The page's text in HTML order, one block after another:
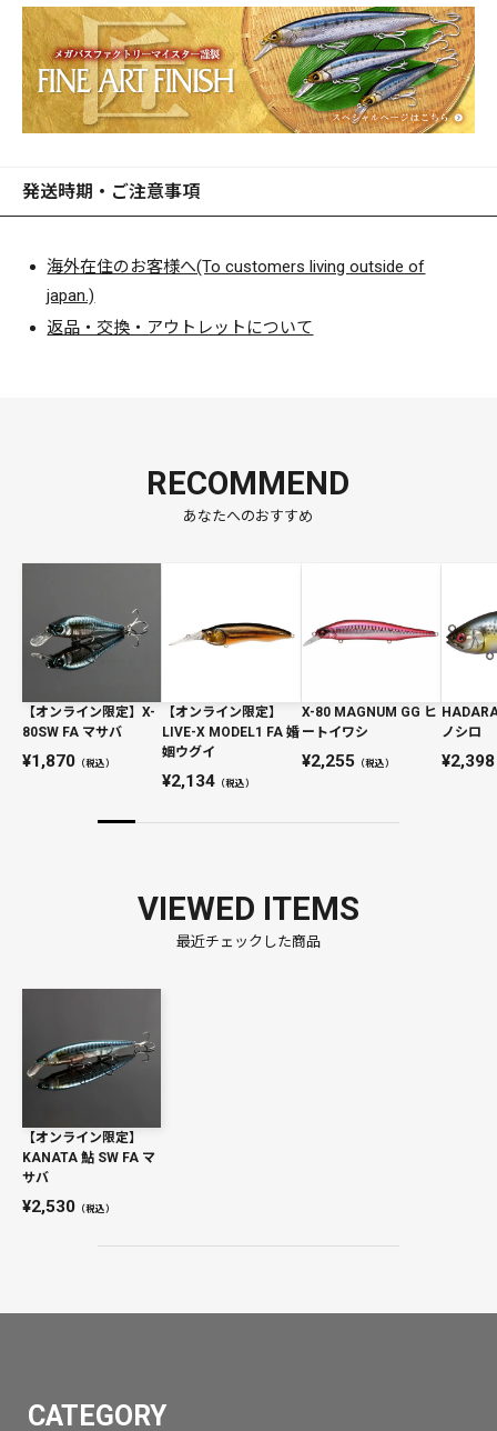
発送時期・ご注意事項
海外在住のお客様へ(To customers living outside of
japan.)
返品・交換・アウトレットについて
RECOMMEND
あなたへのおすすめ
【オンライン限定】X-
80SW FA マサバ
1,870 （税込）
【オンライン限定】
LIVE-X MODEL1 FA 婚
姻ウグイ
2,134（税込）
X-80 MAGNUM GG ヒ
ートイワシ
2,255（税込）
ノシロ
2,398
VIEWED ITEMS
最近チェックした商品
【オンライン限定】
KANATA 鮎 SW FA マ
サバ
2,530 （税込）
CATEGORY